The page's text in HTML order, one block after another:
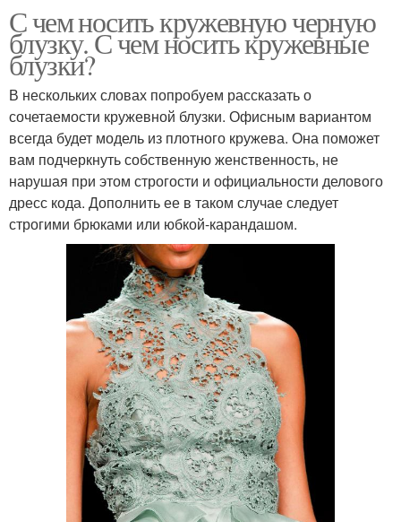
С чем носить кружевную черную
блузку. С чем носить кружевные
блузки?
В нескольких словах попробуем рассказать о
сочетаемости кружевной блузки. Офисным вариантом
всегда будет модель из плотного кружева. Она поможет
вам подчеркнуть собственную женственность, не
нарушая при этом строгости и официальности делового
дресс кода. Дополнить ее в таком случае следует
строгими брюками или юбкой-карандашом.